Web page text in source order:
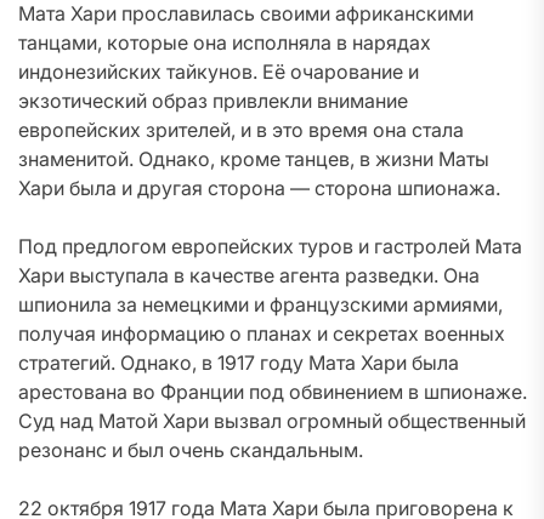
Мата Хари прославилась своими африканскими
танцами, которые она исполняла в нарядах
индонезийских тайкунов. Её очарование и
экзотический образ привлекли внимание
европейских зрителей, и в это время она стала
знаменитой. Однако, кроме танцев, в жизни Маты
Хари была и другая сторона — сторона шпионажа.
Под предлогом европейских туров и гастролей Мата
Хари выступала в качестве агента разведки. Она
шпионила за немецкими и французскими армиями,
получая информацию о планах и секретах военных
стратегий. Однако, в 1917 году Мата Хари была
арестована во Франции под обвинением в шпионаже.
Суд над Матой Хари вызвал огромный общественный
резонанс и был очень скандальным.
22 октября 1917 года Мата Хари была приговорена к